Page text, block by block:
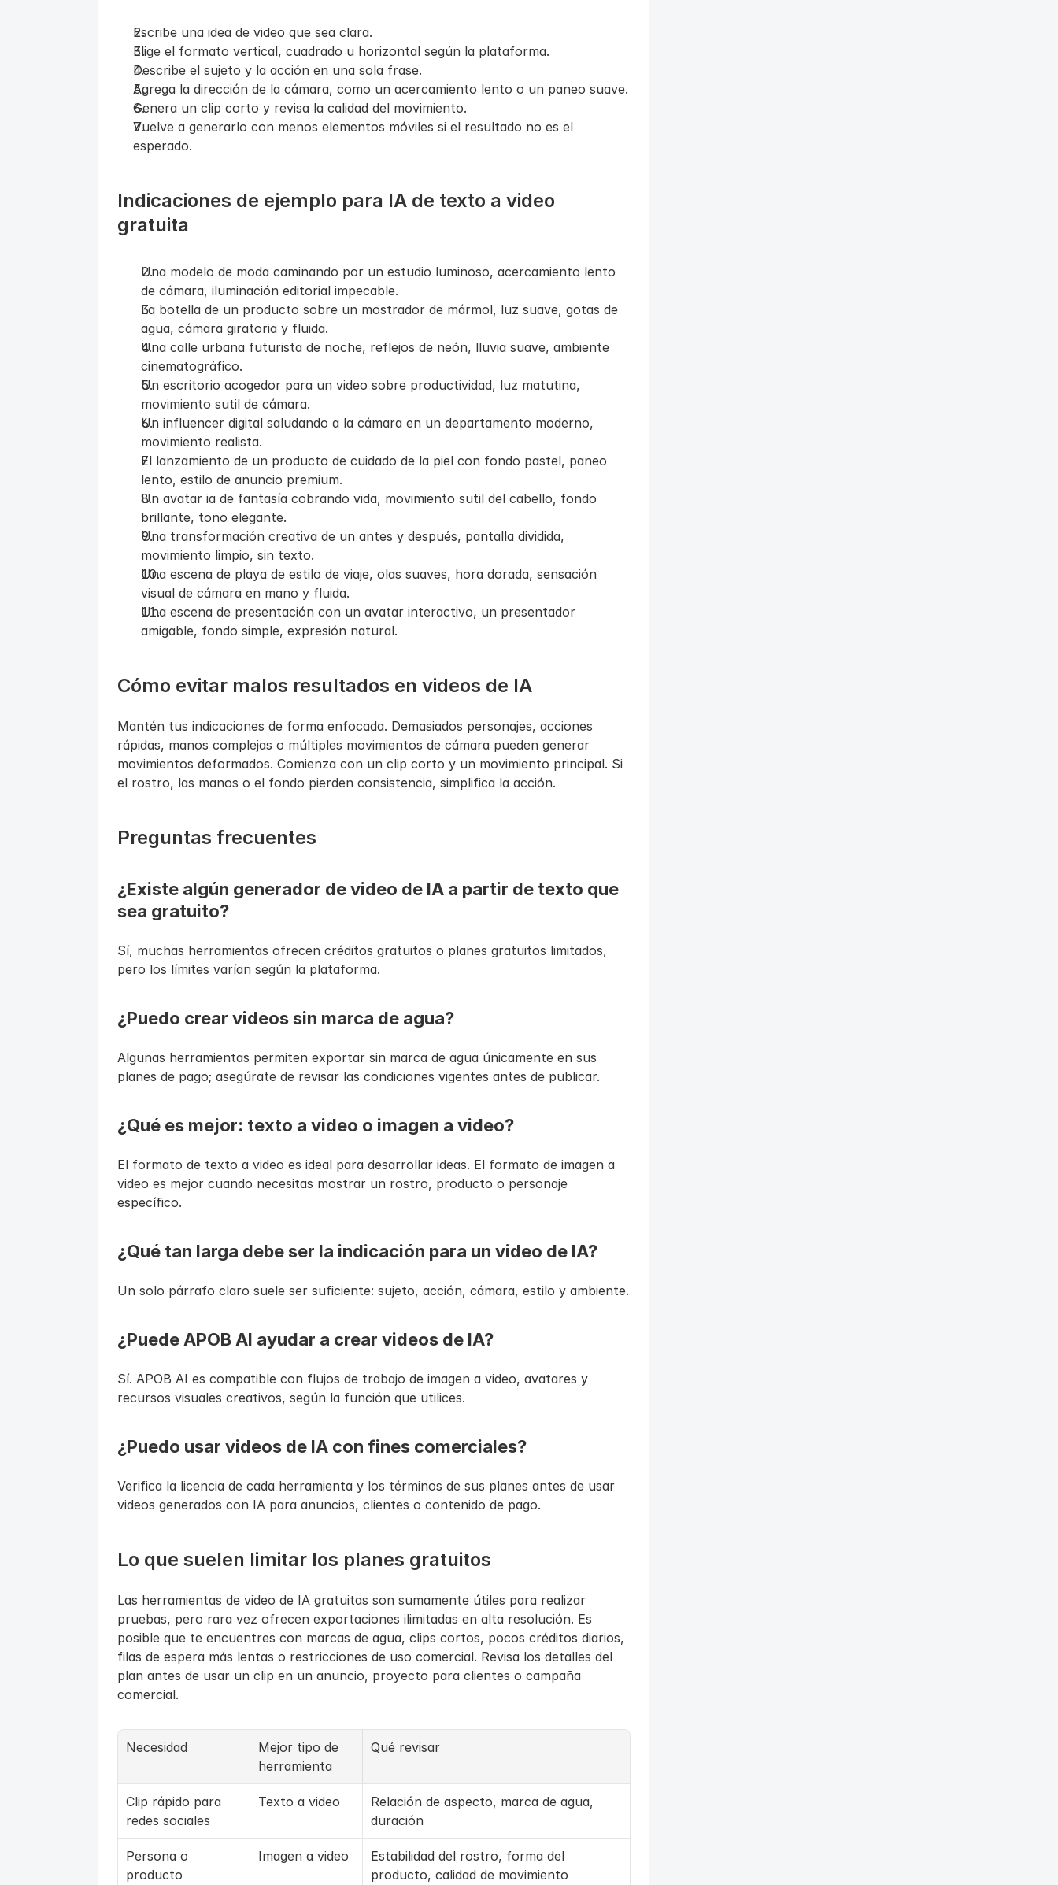
Escribe una idea de video que sea clara.
Elige el formato vertical, cuadrado u horizontal según la plataforma.
Describe el sujeto y la acción en una sola frase.
Agrega la dirección de la cámara, como un acercamiento lento o un paneo suave.
Genera un clip corto y revisa la calidad del movimiento.
Vuelve a generarlo con menos elementos móviles si el resultado no es el
esperado.
Indicaciones de ejemplo para IA de texto a video
gratuita
Una modelo de moda caminando por un estudio luminoso, acercamiento lento
de cámara, iluminación editorial impecable.
La botella de un producto sobre un mostrador de mármol, luz suave, gotas de
agua, cámara giratoria y fluida.
Una calle urbana futurista de noche, reflejos de neón, lluvia suave, ambiente
cinematográfico.
Un escritorio acogedor para un video sobre productividad, luz matutina,
movimiento sutil de cámara.
Un influencer digital saludando a la cámara en un departamento moderno,
movimiento realista.
El lanzamiento de un producto de cuidado de la piel con fondo pastel, paneo
lento, estilo de anuncio premium.
Un avatar ia de fantasía cobrando vida, movimiento sutil del cabello, fondo
brillante, tono elegante.
Una transformación creativa de un antes y después, pantalla dividida,
movimiento limpio, sin texto.
Una escena de playa de estilo de viaje, olas suaves, hora dorada, sensación
visual de cámara en mano y fluida.
Una escena de presentación con un avatar interactivo, un presentador
amigable, fondo simple, expresión natural.
Cómo evitar malos resultados en videos de IA
Mantén tus indicaciones de forma enfocada. Demasiados personajes, acciones
rápidas, manos complejas o múltiples movimientos de cámara pueden generar
movimientos deformados. Comienza con un clip corto y un movimiento principal. Si
el rostro, las manos o el fondo pierden consistencia, simplifica la acción.
Preguntas frecuentes
¿Existe algún generador de video de IA a partir de texto que
sea gratuito?
Sí, muchas herramientas ofrecen créditos gratuitos o planes gratuitos limitados,
pero los límites varían según la plataforma.
¿Puedo crear videos sin marca de agua?
Algunas herramientas permiten exportar sin marca de agua únicamente en sus
planes de pago; asegúrate de revisar las condiciones vigentes antes de publicar.
¿Qué es mejor: texto a video o imagen a video?
El formato de texto a video es ideal para desarrollar ideas. El formato de imagen a
video es mejor cuando necesitas mostrar un rostro, producto o personaje
específico.
¿Qué tan larga debe ser la indicación para un video de IA?
Un solo párrafo claro suele ser suficiente: sujeto, acción, cámara, estilo y ambiente.
¿Puede APOB AI ayudar a crear videos de IA?
Sí. APOB AI es compatible con flujos de trabajo de imagen a video, avatares y
recursos visuales creativos, según la función que utilices.
¿Puedo usar videos de IA con fines comerciales?
Verifica la licencia de cada herramienta y los términos de sus planes antes de usar
videos generados con IA para anuncios, clientes o contenido de pago.
Lo que suelen limitar los planes gratuitos
Las herramientas de video de IA gratuitas son sumamente útiles para realizar
pruebas, pero rara vez ofrecen exportaciones ilimitadas en alta resolución. Es
posible que te encuentres con marcas de agua, clips cortos, pocos créditos diarios,
filas de espera más lentas o restricciones de uso comercial. Revisa los detalles del
plan antes de usar un clip en un anuncio, proyecto para clientes o campaña
comercial.
Necesidad
Mejor tipo de
herramienta
Qué revisar
Clip rápido para
redes sociales
Texto a video
Relación de aspecto, marca de agua,
duración
Persona o
producto
Imagen a video
Estabilidad del rostro, forma del
producto, calidad de movimiento